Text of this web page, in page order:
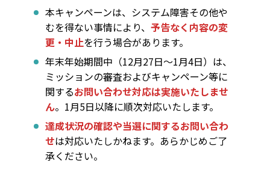
本キャンペーンは、システム障害その他や
むを得ない事情により、 予告なく内容の変
更・中止を行う場合があります。
年末年始期間中（12月27日～1月4日）は、
ミッションの審査およびキャンペーン等に
関するお問い合わせ対応は実施いたしませ
ん。1月5日以降に順次対応いたします。
達成状況の確認や当選に関するお問い合わ
せは対応いたしかねます。あらかじめご了
承ください。